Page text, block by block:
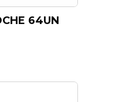
64UN